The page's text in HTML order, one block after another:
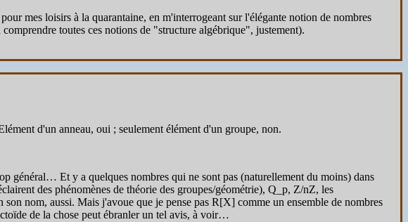
mes loisirs à la quarantaine, en m'interrogeant sur l'élégante notion de nombres
toutes ces notions de "structure algébrique", justement).
d'un anneau, oui ; seulement élément d'un groupe, non.
général… Et y a quelques nombres qui ne sont pas (naturellement du moins) dans
des phénomènes de théorie des groupes/géométrie), Q_p, Z/nZ, les
nom, aussi. Mais j'avoue que je pense pas R[X] comme un ensemble de nombres
de la chose peut ébranler un tel avis, à voir…